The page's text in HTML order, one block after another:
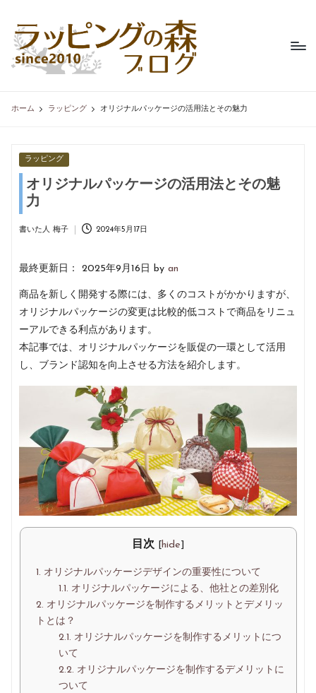
Skip
content
ラ
ッ
ピ
森
ブ
ロ
グ
不
織
布
専
ラ
ッ
グ
の
ラ
ム。
グ・
バ
グ・
ホーム ラッピング オリジナルパッケージの活用法とその魅力
Posted
in
ラッピング
オリジナルパッケージの活用法とその魅
力
書いた人梅子 2024年5月17日
最終更新日： 2025年9月16日 byan
商品を新しく開発する際には、多くのコストがかかりますが、
オリジナルパッケージの変更は比較的低コストで商品をリニュ
ーアルできる利点があります。
本記事では、オリジナルパッケージを販促の一環として活用
し、ブランド認知を向上させる方法を紹介します。
目次 [ hide]
1.
オリジナルパッケージデザインの重要性について
1.1.
オリジナルパッケージによる、他社との差別化
2.
オリジナルパッケージを制作するメリットとデメリッ
トとは？
2.1.
オリジナルパッケージを制作するメリットにつ
いて
2.2.
オリジナルパッケージを制作するデメリットに
ついて